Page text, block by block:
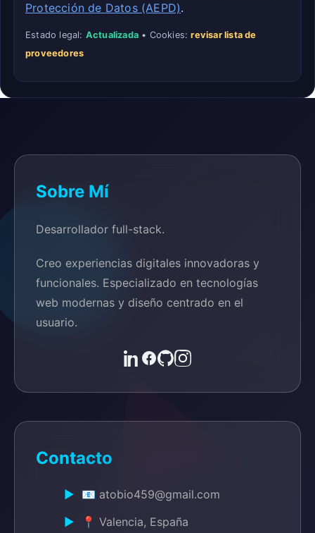
Protección de Datos (AEPD).
Estado legal: Actualizada• Cookies:revisar lista de
proveedores
Sobre Mí
Desarrollador full-stack.
Creo experiencias digitales innovadoras y
funcionales. Especializado en tecnologías
web modernas y diseño centrado en el
usuario.
Contacto
📧 atobio459@gmail.com
📍 Valencia, España